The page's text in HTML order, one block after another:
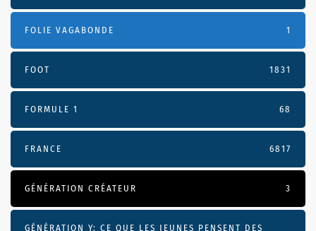
FOLIE VAGABONDE 1
FOOT 1831
FORMULE 1 68
FRANCE 6817
GÉNÉRATION CRÉATEUR 3
GÉNÉRATION Y: CE QUE LES JEUNES PENSENT DES